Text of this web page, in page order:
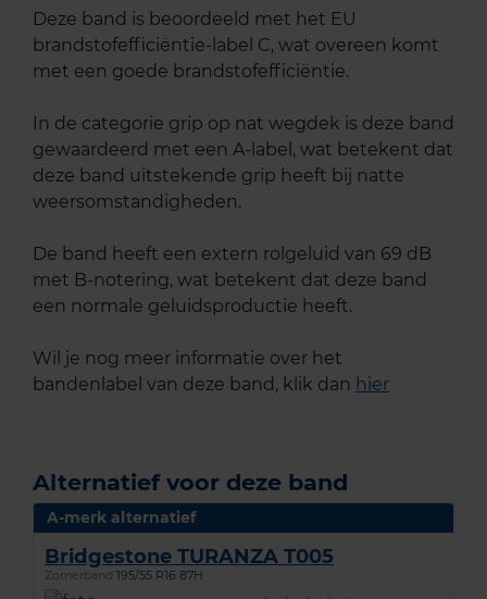
Deze band is beoordeeld met het EU
brandstofefficiëntie-label C, wat overeen komt
met een goede brandstofefficiëntie.
In de categorie grip op nat wegdek is deze band
gewaardeerd met een A-label, wat betekent dat
deze band uitstekende grip heeft bij natte
weersomstandigheden.
De band heeft een extern rolgeluid van 69 dB
met B-notering, wat betekent dat deze band
een normale geluidsproductie heeft.
Wil je nog meer informatie over het
bandenlabel van deze band, klik dan hier
Alternatief voor deze band
A-merk alternatief
Bridgestone TURANZA T005
Zomerband 195/55 R16 87H